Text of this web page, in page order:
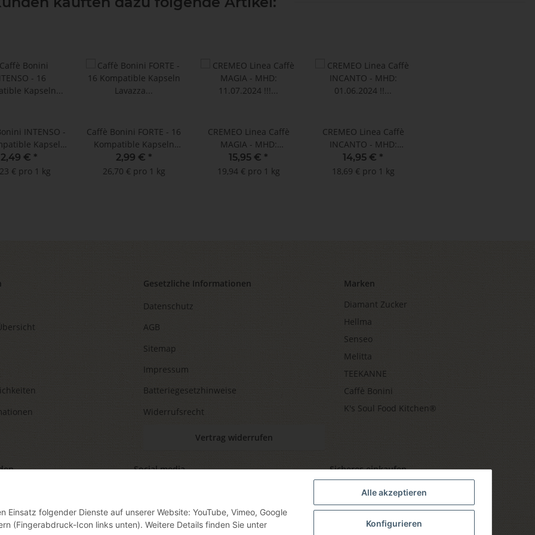
Alle akzeptieren
Konfigurieren
Einsatz folgender Dienste auf unserer Website: YouTube, Vimeo, Google
(Fingerabdruck-Icon links unten). Weitere Details finden Sie unter
INTENSO -
Kapseln
A Modo Mio ®*
27.07.2022
2,49 € *
€ pro 1 kg
Caffè Bonini FORTE - 16
Kompatible Kapseln
Lavazza A Modo Mio ®*
- MHD: 21.10.2023
2,99 € *
26,70 € pro 1 kg
CREMEO Linea Caffè
MAGIA - MHD:
11.07.2024 !!! (100
Kapseln Lavazza a
15,95 € *
19,94 € pro 1 kg
CREMEO Linea Caffè
INCANTO - MHD:
01.06.2024 !! (100
Kapseln Lavazza a
14,95 € *
18,69 € pro 1 kg
Gesetzliche Informationen
Datenschutz
AGB
Sitemap
Impressum
Batteriegesetzhinweise
Widerrufsrecht
Vertrag widerrufen
Marken
Diamant Zucker
Hellma
Senseo
Melitta
TEEKANNE
Caffè Bonini
K's Soul Food Kitchen®
Social media Sicheres einkaufen